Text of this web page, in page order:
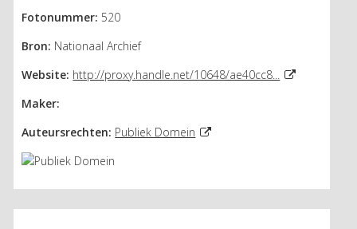
Fotonummer: 520
Bron: Nationaal Archief
Website: http://proxy.handle.net/10648/ae40cc8...
Maker:
Auteursrechten: Publiek Domein